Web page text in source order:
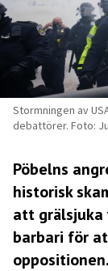
Stormningen av
debattörer. Foto:
Pöbelns
historisk
att
barbari för
oppositionen.